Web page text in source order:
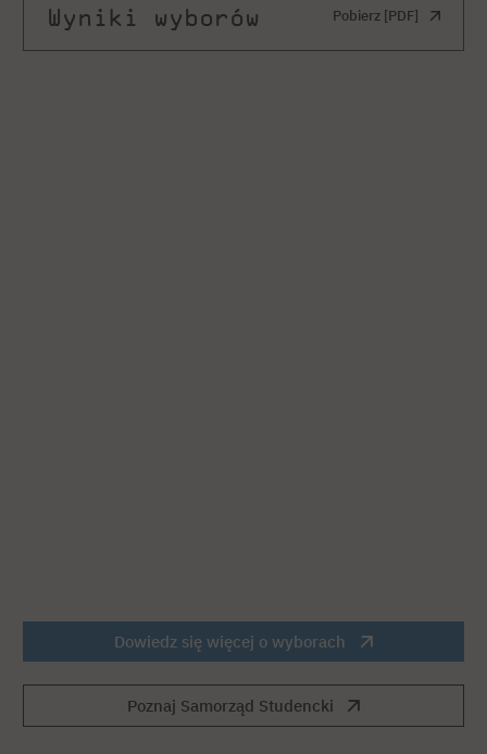
Wyniki wyborów Pobierz [PDF]
Dowiedz się więcej o wyborach
Poznaj Samorząd Studencki